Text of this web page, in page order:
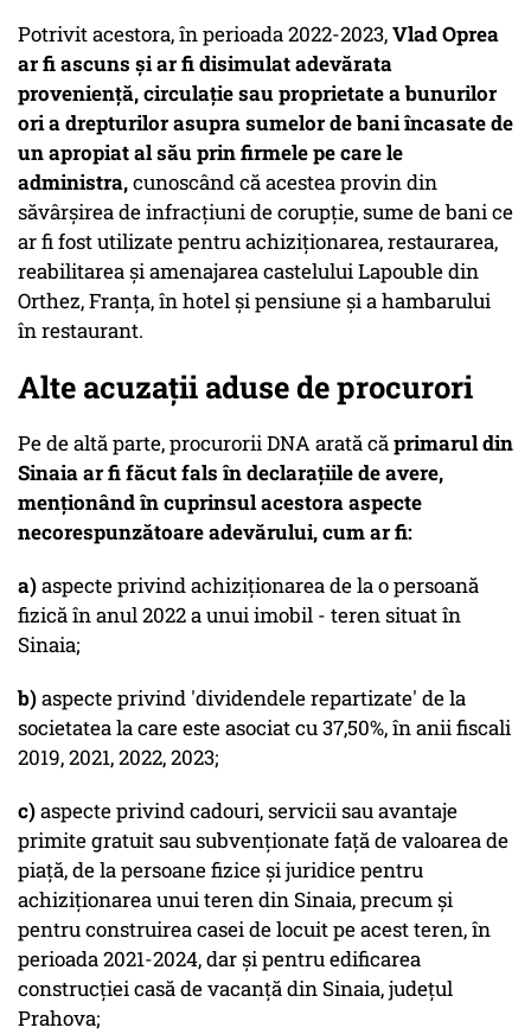
Potrivit acestora, în perioada 2022-2023,Vlad Oprea
ar fi ascuns şi ar fi disimulat adevărata
provenienţă, circulaţie sau proprietate a bunurilor
ori a drepturilor asupra sumelor de bani încasate de
un apropiat al său prin firmele pe care le
administra,cunoscând că acestea provin din
săvârşirea de infracţiuni de corupţie, sume de bani ce
ar fi fost utilizate pentru achiziţionarea, restaurarea,
reabilitarea şi amenajarea castelului Lapouble din
Orthez, Franţa, în hotel şi pensiune şi a hambarului
în restaurant.
Alte acuzații aduse de procurori
Pe de altă parte, procurorii DNA arată căprimarul din
Sinaia ar fi făcut fals în declaraţiile de avere,
menţionând în cuprinsul acestora aspecte
necorespunzătoare adevărului, cum ar fi:
a)aspecte privind achiziţionarea de la o persoană
fizică în anul 2022 a unui imobil - teren situat în
Sinaia;
b)aspecte privind 'dividendele repartizate' de la
societatea la care este asociat cu 37,50%, în anii fiscali
2019, 2021, 2022, 2023;
c)aspecte privind cadouri, servicii sau avantaje
primite gratuit sau subvenţionate faţă de valoarea de
piaţă, de la persoane fizice şi juridice pentru
achiziţionarea unui teren din Sinaia, precum şi
pentru construirea casei de locuit pe acest teren, în
perioada 2021-2024, dar şi pentru edificarea
construcţiei casă de vacanţă din Sinaia, judeţul
Prahova;